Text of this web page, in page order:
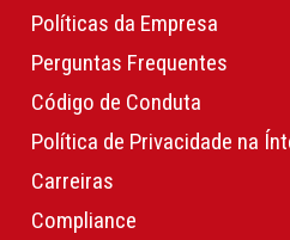
Políticas da Empresa
Perguntas Frequentes
Código de Conduta
Política de Privacidade na
Carreiras
Compliance